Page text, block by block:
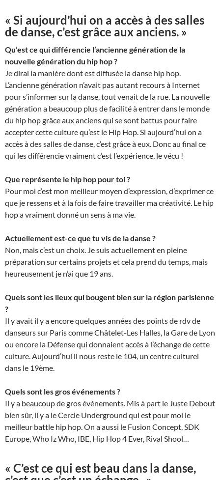
« Si aujourd’hui on a accès à des salles
de danse, c’est grâce aux anciens. »
Qu’est ce qui différencie l’ancienne génération de la
nouvelle génération du hip hop ?
Je dirai la manière dont est diffusée la danse hip hop.
L’ancienne génération n’avait pas autant recours à Internet
pour s’informer sur la danse, tout venait de la rue. La nouvelle
génération a beaucoup plus de facilité à entrer dans le monde
du hip hop grâce aux anciens qui se sont battus pour faire
accepter cette culture qu’est le Hip Hop. Si aujourd’hui on a
accès à des salles de danse, c’est grâce à eux. Donc au final ce
qui les différencie vraiment c’est l’expérience, le vécu !
Que représente le hip hop pour toi ?
Pour moi c’est mon meilleur moyen d’expression, d’exprimer ce
que je ressens et à la fois de faire travailler ma créativité. Le hip
hop a vraiment donné un sens à ma vie.
Actuellement est-ce que tu vis de la danse ?
Non, mais c’est un choix. Je suis actuellement en pleine
préparation sur certains projets et cela prend du temps, mais
heureusement je n’ai que 19 ans.
Quels sont les lieux qui bougent bien sur la région parisienne
?
Il y avait il y a encore quelques années des points de rdv de
danseurs sur Paris comme Châtelet-Les Halles, la Gare de Lyon
ou encore la Défense qui donnaient accès à l’échange de cette
culture. Aujourd’hui il nous reste le 104, un centre culturel
dans le 19ème.
Quels sont les gros événements ?
Il y a beaucoup de gros événements. Mis à part le Juste Debout
bien sûr, il y a le Cercle Underground qui est pour moi le
meilleur battle hip hop. On a aussi le Fusion Concept, SDK
Europe, Who Iz Who, IBE, Hip Hop 4 Ever, Rival Shool…
« C’est ce qui est beau dans la danse,